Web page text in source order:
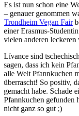
Es ist nun schon eine
– genauer genommen
Trondheim Vegan Fair
einer Erasmus-
vielen anderen
Lívance sind
sagen, dass ich kein
alle Welt Pfannkuchen
überrascht! So positiv,
gemacht habe. Schade
Pfannkuchen gefunden
nicht ganz so gut ;)